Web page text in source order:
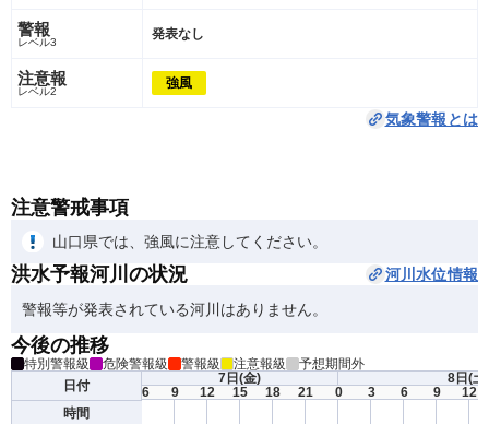
警報
レベル3 発表なし
注意報
レベル2 強風
気象警報とは
注意警戒事項
山口県では、強風に注意してください。
洪水予報河川の状況
河川水位情報
警報等が発表されている河川はありません。
今後の推移
特別警報級 危険警報級 警報級 注意報級
予想期間外
日付
時間
7日 (金)
6
9 12 15 18 21
8日 (土)
0
3 6 9 12